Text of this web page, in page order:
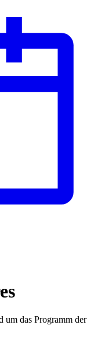
um das Programm der